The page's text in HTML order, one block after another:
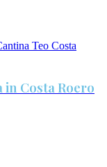
in Costa Roero